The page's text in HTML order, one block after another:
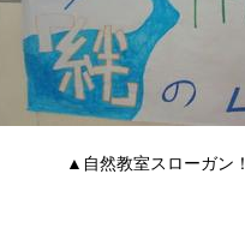
自然教室スローガン！